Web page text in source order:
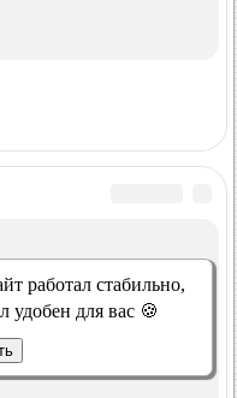
работал стабильно,
удобен для вас 🍪